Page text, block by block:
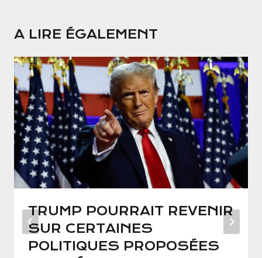
A LIRE ÉGALEMENT
TRUMP POURRAIT REVENIR
SUR CERTAINES
POLITIQUES PROPOSÉES